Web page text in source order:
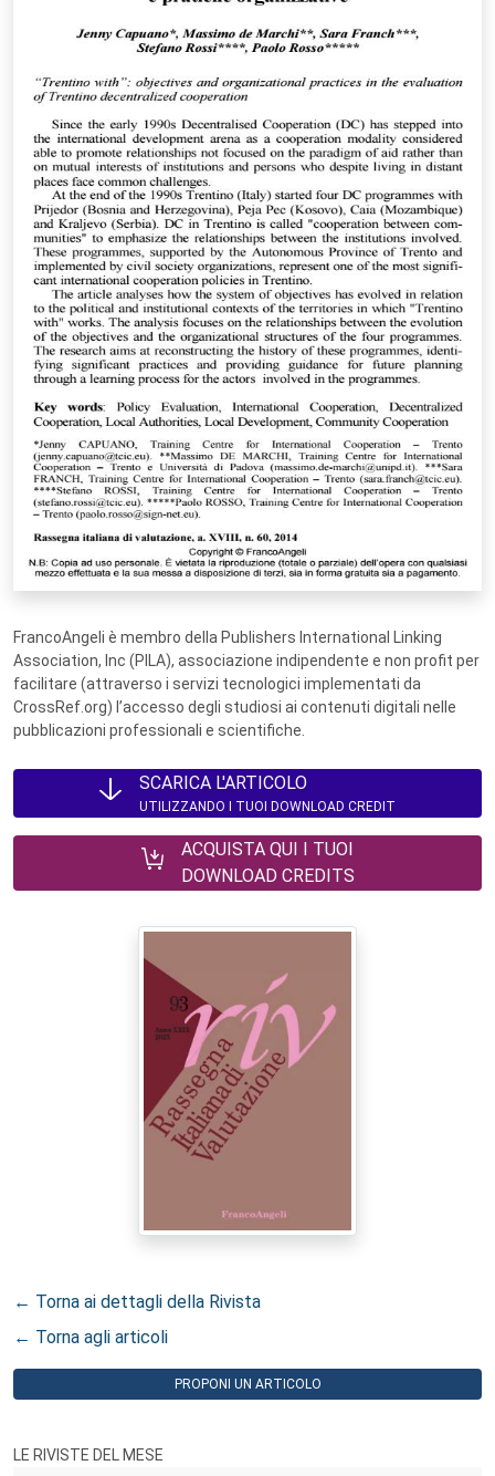
FrancoAngeli è membro della Publishers International Linking
Association, Inc (PILA), associazione indipendente e non profit per
facilitare (attraverso i servizi tecnologici implementati da
CrossRef.org) l’accesso degli studiosi ai contenuti digitali nelle
pubblicazioni professionali e scientifiche.
SCARICA L'ARTICOLO
UTILIZZANDO I TUOI DOWNLOAD CREDIT
ACQUISTA QUI I TUOI
DOWNLOAD CREDITS
← Torna ai dettagli della Rivista
← Torna agli articoli
PROPONI UN ARTICOLO
LE RIVISTE DEL MESE